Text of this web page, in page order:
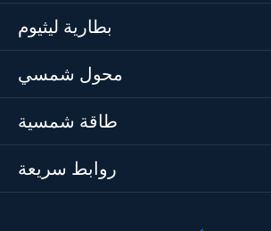
بطارية ليثيوم
محول شمسي
طاقة شمسية
روابط سريعة